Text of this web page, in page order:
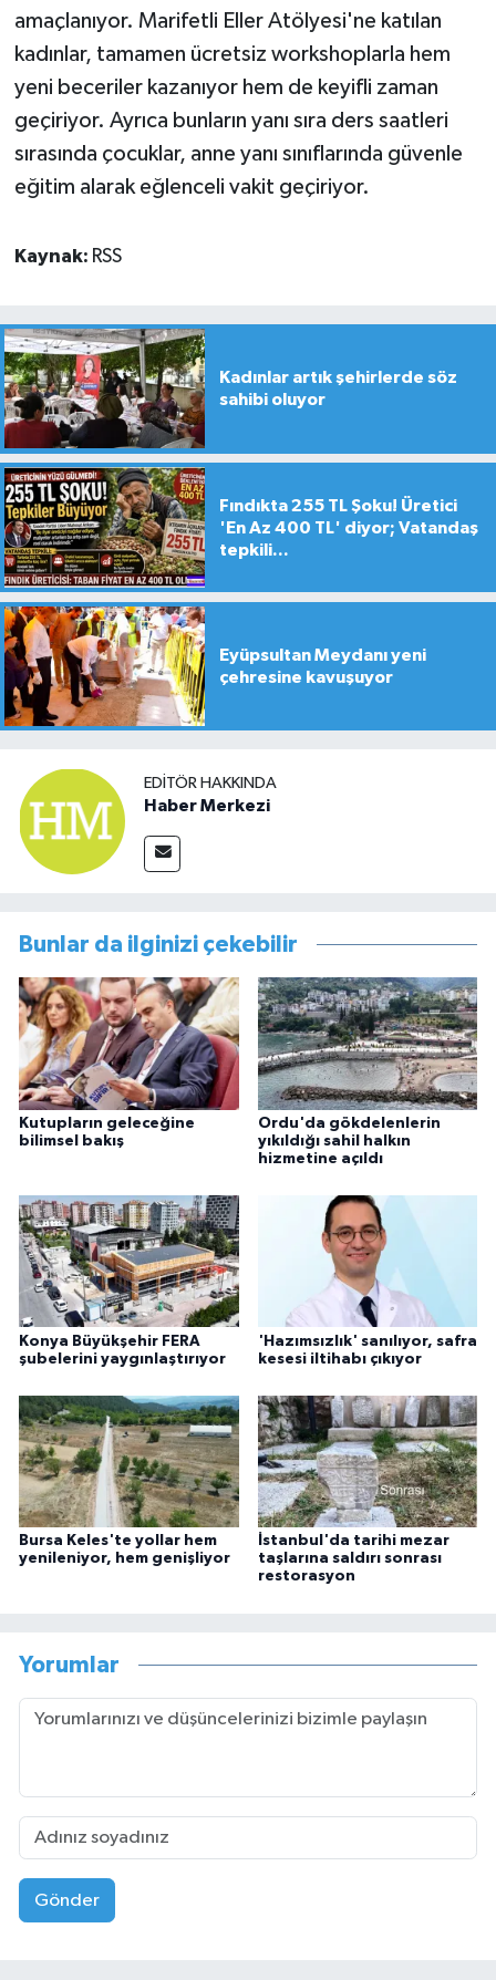
amaçlanıyor. Marifetli Eller Atölyesi'ne katılan
kadınlar, tamamen ücretsiz workshoplarla hem
yeni beceriler kazanıyor hem de keyifli zaman
geçiriyor. Ayrıca bunların yanı sıra ders saatleri
sırasında çocuklar, anne yanı sınıflarında güvenle
eğitim alarak eğlenceli vakit geçiriyor.
Kaynak: RSS
Kadınlar artık şehirlerde söz
sahibi oluyor
Fındıkta 255 TL Şoku! Üretici
'En Az 400 TL' diyor; Vatandaş
tepkili...
Eyüpsultan Meydanı yeni
çehresine kavuşuyor
EDITÖR HAKKINDA
Haber Merkezi
Bunlar da ilginizi çekebilir
Kutupların geleceğine
bilimsel bakış
Ordu'da gökdelenlerin
yıkıldığı sahil halkın
hizmetine açıldı
Konya Büyükşehir FERA
şubelerini yaygınlaştırıyor
'Hazımsızlık' sanılıyor, safra
kesesi iltihabı çıkıyor
Bursa Keles'te yollar hem
yenileniyor, hem genişliyor
İstanbul'da tarihi mezar
taşlarına saldırı sonrası
restorasyon
Yorumlar
Gönder